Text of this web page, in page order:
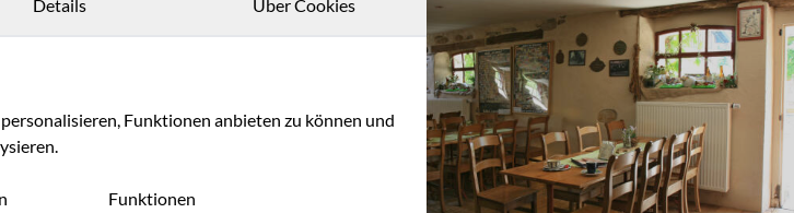
Details Über Cookies
Funktionen anbieten zu können und
Funktionen